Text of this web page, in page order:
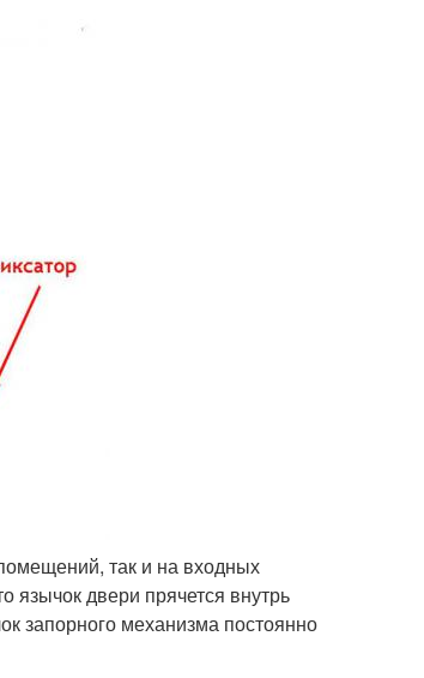
так и на входных
язычок двери прячется внутрь
запорного механизма постоянно